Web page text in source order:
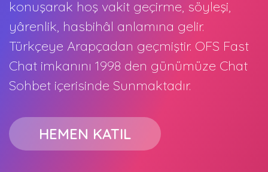
konuşarak hoş vakit geçirme, söyleşi,
yârenlik, hasbihâl anlamına gelir.
Türkçeye Arapçadan geçmiştir. OFS Fast
Chat imkanını 1998 den günümüze Chat
Sohbet içerisinde Sunmaktadır.
HEMEN KATIL